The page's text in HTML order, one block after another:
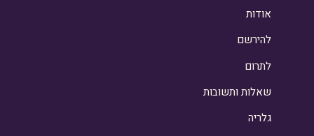
אודות
להירשם
לתרום
שאלות ותשובות
גלריה